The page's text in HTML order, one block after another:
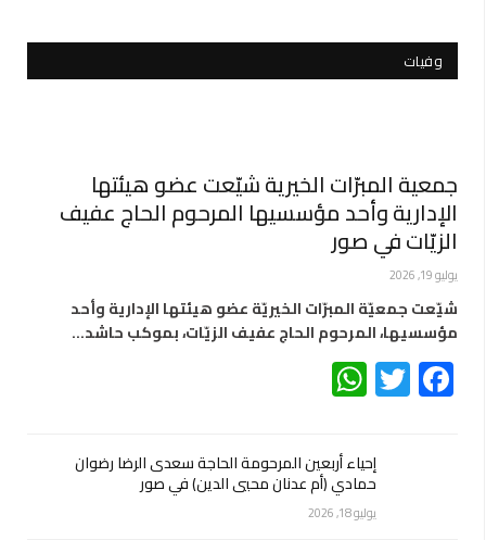
وفيات
جمعية المبرّات الخيرية شيّعت عضو هيئتها
الإدارية وأحد مؤسسيها المرحوم الحاج عفيف
الزيّات في صور
يوليو 19, 2026
شيّعت جمعيّة المبرّات الخيريّة عضو هيئتها الإدارية وأحد
مؤسسيها، المرحوم الحاج عفيف الزيّات، بموكب حاشد…
Facebook
Twitter
إحياء أربعين المرحومة الحاجة سعدى الرضا رضوان
حمادي (أم عدنان محيي الدين) في صور
يوليو 18, 2026